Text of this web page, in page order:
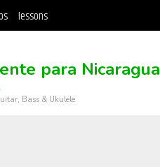
lessons
para Nicaragua
Bass & Ukulele